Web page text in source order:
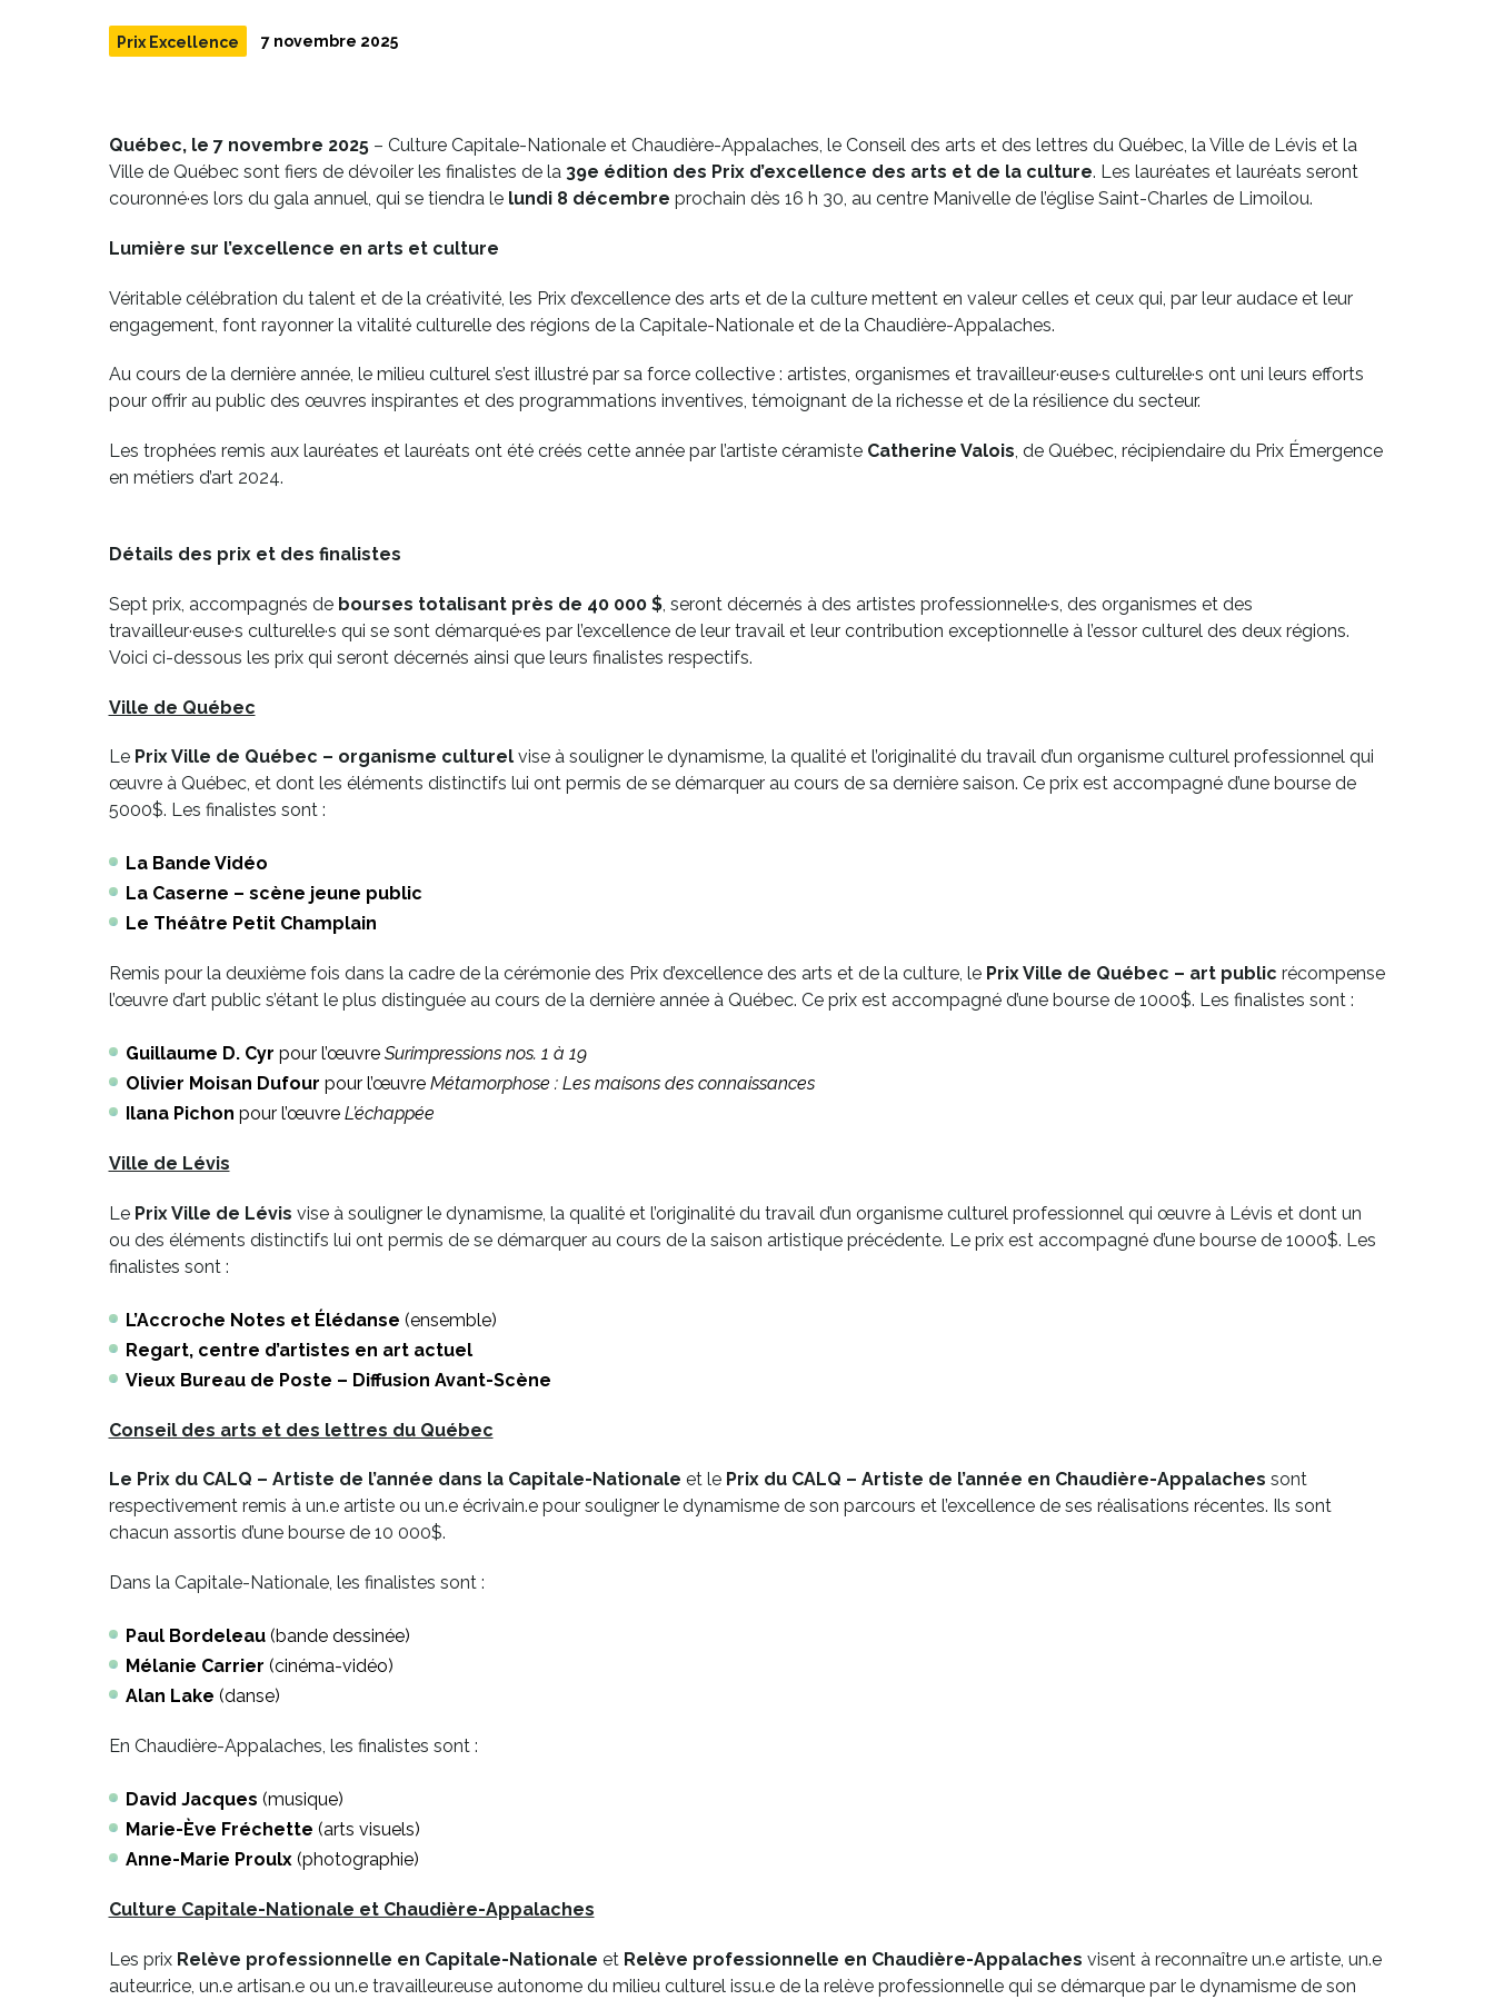
Prix Excellence 7 novembre 2025
Québec, le 7 novembre 2025 – Culture Capitale-Nationale et Chaudière-Appalaches, le Conseil des arts et des lettres du Québec, la Ville de Lévis et la
Ville de Québec sont fiers de dévoiler les finalistes de la39e édition des Prix d’excellence des arts et de la culture. Les lauréates et lauréats seront
couronné·es lors du gala annuel, qui se tiendra lelundi 8 décembre prochain dès 16 h 30, au centre Manivelle de l’église Saint-Charles de Limoilou.
Lumière sur l’excellence en arts et culture
Véritable célébration du talent et de la créativité, les Prix d’excellence des arts et de la culture mettent en valeur celles et ceux qui, par leur audace et leur
engagement, font rayonner la vitalité culturelle des régions de la Capitale-Nationale et de la Chaudière-Appalaches.
Au cours de la dernière année, le milieu culturel s’est illustré par sa force collective : artistes, organismes et travailleur·euse·s culturel·le·s ont uni leurs efforts
pour offrir au public des œuvres inspirantes et des programmations inventives, témoignant de la richesse et de la résilience du secteur.
Les trophées remis aux lauréates et lauréats ont été créés cette année par l’artiste céramiste Catherine Valois, de Québec, récipiendaire du Prix Émergence
en métiers d’art 2024.
Détails des prix et des finalistes
Sept prix, accompagnés de bourses totalisant près de 40 000 $, seront décernés à des artistes professionnel·le·s, des organismes et des
travailleur·euse·s culturel·le·s qui se sont démarqué·es par l’excellence de leur travail et leur contribution exceptionnelle à l’essor culturel des deux régions.
Voici ci-dessous les prix qui seront décernés ainsi que leurs finalistes respectifs.
Ville de Québec
Le Prix Ville de Québec – organisme culturel vise à souligner le dynamisme, la qualité et l’originalité du travail d’un organisme culturel professionnel qui
œuvre à Québec, et dont les éléments distinctifs lui ont permis de se démarquer au cours de sa dernière saison. Ce prix est accompagné d’une bourse de
5000$. Les finalistes sont :
La Bande Vidéo
La Caserne – scène jeune public
Le Théâtre Petit Champlain
Remis pour la deuxième fois dans la cadre de la cérémonie des Prix d’excellence des arts et de la culture, le Prix Ville de Québec – art public récompense
l’œuvre d’art public s’étant le plus distinguée au cours de la dernière année à Québec. Ce prix est accompagné d’une bourse de 1000$. Les finalistes sont :
Guillaume D. Cyr pour l’œuvre Surimpressions nos. 1 à 19
Olivier Moisan Dufour pour l’œuvre Métamorphose : Les maisons des connaissances
Ilana Pichon pour l’œuvre L’échappée
Ville de Lévis
Le Prix Ville de Lévis vise à souligner le dynamisme, la qualité et l’originalité du travail d’un organisme culturel professionnel qui œuvre à Lévis et dont un
ou des éléments distinctifs lui ont permis de se démarquer au cours de la saison artistique précédente. Le prix est accompagné d’une bourse de 1000$. Les
finalistes sont :
L’Accroche Notes et Élédanse (ensemble)
Regart, centre d’artistes en art actuel
Vieux Bureau de Poste – Diffusion Avant-Scène
Conseil des arts et des lettres du Québec
Le Prix du CALQ – Artiste de l’année dans la Capitale-Nationale et le Prix du CALQ – Artiste de l’année en Chaudière-Appalaches sont
respectivement remis à un.e artiste ou un.e écrivain.e pour souligner le dynamisme de son parcours et l’excellence de ses réalisations récentes. Ils sont
chacun assortis d’une bourse de 10 000$.
Dans la Capitale-Nationale, les finalistes sont :
Paul Bordeleau (bande dessinée)
Mélanie Carrier (cinéma-vidéo)
Alan Lake (danse)
En Chaudière-Appalaches, les finalistes sont :
David Jacques (musique)
Marie-Ève Fréchette (arts visuels)
Anne-Marie Proulx (photographie)
Culture Capitale-Nationale et Chaudière-Appalaches
Les prix Relève professionnelle en Capitale-Nationale et Relève professionnelle en Chaudière-Appalaches visent à reconnaître un.e artiste, un.e
auteur.rice, un.e artisan.e ou un.e travailleur.euse autonome du milieu culturel issu.e de la relève professionnelle qui se démarque par le dynamisme de son